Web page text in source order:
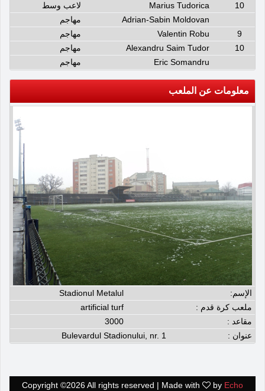
10
Marius Tudorica
لاعب وسط
Adrian-Sabin Moldovan
مهاجم
9
Valentin Robu
مهاجم
10
Alexandru Saim Tudor
مهاجم
Eric Somandru
مهاجم
معلومات عن الملعب
الإسم:
Stadionul Metalul
ملعب كرة قدم :
artificial turf
مقاعد :
3000
عنوان :
Bulevardul Stadionului, nr. 1
Copyright ©2026 All rights reserved | Made with by Echo